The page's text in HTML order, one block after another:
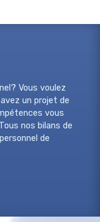
Vous voulez
un projet de
vous
nos bilans de
de